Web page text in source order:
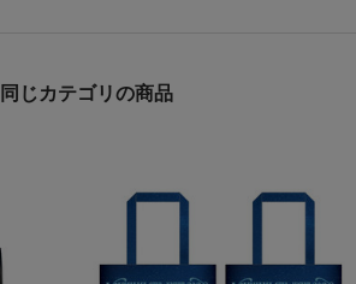
同じカテゴリの商品